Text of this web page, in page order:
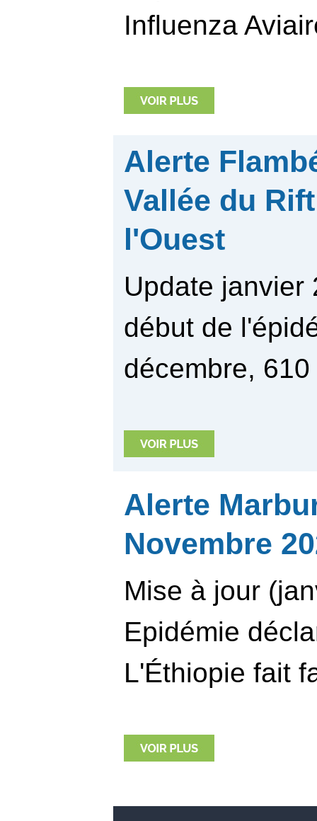
Influenza
Alerte
Vallée du
l'Ouest
Update janvier
début de
décembre,
Alerte
Novembre
Mise à jour
Epidémie
L'Éthiopie fait